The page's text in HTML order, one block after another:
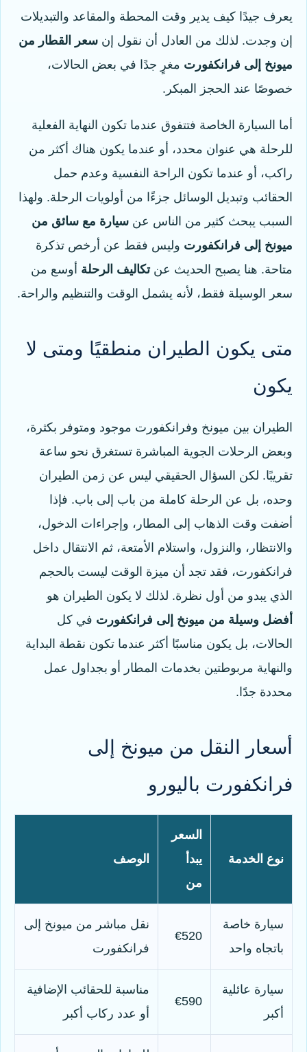
يعرف جيدًا كيف يدير وقت المحطة والمقاعد والتبديلات
إن وجدت. لذلك من العادل أن نقول إن سعر القطار من
ميونخ إلى فرانكفورت مغرٍ جدًا في بعض الحالات،
خصوصًا عند الحجز المبكر.
أما السيارة الخاصة فتتفوق عندما تكون النهاية الفعلية
للرحلة هي عنوان محدد، أو عندما يكون هناك أكثر من
راكب، أو عندما تكون الراحة النفسية وعدم حمل
الحقائب وتبديل الوسائل جزءًا من أولويات الرحلة. ولهذا
السبب يبحث كثير من الناس عن سيارة مع سائق من
ميونخ إلى فرانكفورت وليس فقط عن أرخص تذكرة
متاحة. هنا يصبح الحديث عنتكاليف الرحلة أوسع من
سعر الوسيلة فقط، لأنه يشمل الوقت والتنظيم والراحة.
متى يكون الطيران منطقيًا ومتى لا
يكون
الطيران بين ميونخ وفرانكفورت موجود ومتوفر بكثرة،
وبعض الرحلات الجوية المباشرة تستغرق نحو ساعة
تقريبًا. لكن السؤال الحقيقي ليس عن زمن الطيران
وحده، بل عن الرحلة كاملة من باب إلى باب. فإذا
أضفت وقت الذهاب إلى المطار، وإجراءات الدخول،
والانتظار، والنزول، واستلام الأمتعة، ثم الانتقال داخل
فرانكفورت، فقد تجد أن ميزة الوقت ليست بالحجم
الذي يبدو من أول نظرة. لذلك لا يكون الطيران هو
أفضل وسيلة من ميونخ إلى فرانكفورت في كل
الحالات، بل يكون مناسبًا أكثر عندما تكون نقطة البداية
والنهاية مربوطتين بخدمات المطار أو بجداول عمل
محددة جدًا.
أسعار النقل من ميونخ إلى
فرانكفورت باليورو
نوع الخدمة
السعر
يبدأ
من
الوصف
سيارة خاصة
باتجاه واحد
€520
نقل مباشر من ميونخ إلى
فرانكفورت
سيارة عائلية
أكبر
€590
مناسبة للحقائب الإضافية
أو عدد ركاب أكبر